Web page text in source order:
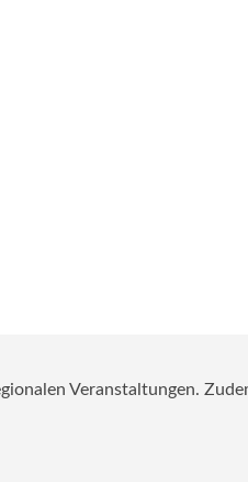
Veranstaltungen.